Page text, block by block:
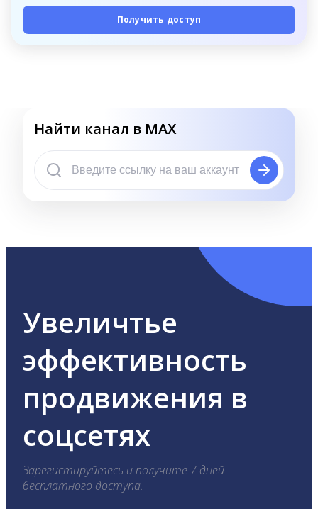
Получить доступ
Найти канал в MAX
Увеличтье
эффективность
продвижения в
соцсетях
Зарегистируйтесь и получите 7 дней
бесплатного доступа.